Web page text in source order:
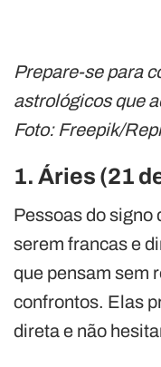
Prepare-se para
astrológicos que
Foto: Freepik/
1. Áries (21
Pessoas do signo
serem francas e
que pensam sem
confrontos. Elas
direta e não